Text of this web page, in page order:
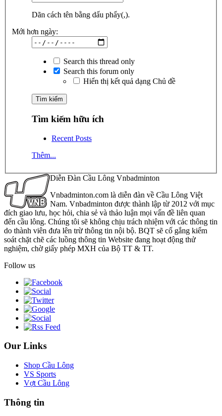
Dãn cách tên bằng dấu phẩy(,).
Mới hơn ngày:
Search this thread only
Search this forum only
Hiển thị kết quả dạng Chủ đề
Tìm kiếm hữu ích
Recent Posts
Thêm...
Diễn Đàn Cầu Lông Vnbadminton
Vnbadminton.com là diễn đàn về Cầu Lông Việt
Nam. Vnbadminton được thành lập từ 2012 với mục
đích giao lưu, học hỏi, chia sẻ và thảo luận mọi vấn đề liên quan
đến cầu lông. Chúng tôi sẽ không chịu trách nhiệm với các thông tin
do thành viên đưa lên trừ thông tin nội bộ. BQT sẽ cố gắng kiểm
soát chặt chẽ các luồng thông tin Website đang hoạt động thử
nghiệm, chờ giấy phép MXH của Bộ TT & TT.
Follow us
Our Links
Shop Cầu Lông
VS Sports
Vợt Cầu Lông
Thông tin